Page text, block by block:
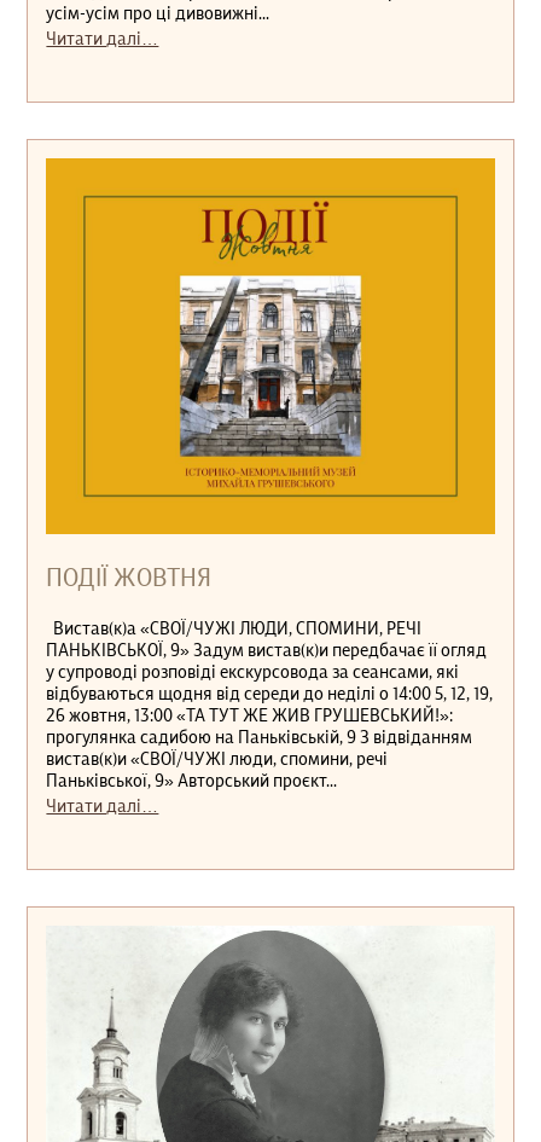
усім-усім про ці дивовижні...
Читати далі…
ПОДІЇ ЖОВТНЯ
Вистав(к)а «СВОЇ/ЧУЖІ ЛЮДИ, СПОМИНИ, РЕЧІ
ПАНЬКІВСЬКОЇ, 9» Задум вистав(к)и передбачає її огляд
у супроводі розповіді екскурсовода за сеансами, які
відбуваються щодня від середи до неділі о 14:00 5, 12, 19,
26 жовтня, 13:00 «ТА ТУТ ЖЕ ЖИВ ГРУШЕВСЬКИЙ!»:
прогулянка садибою на Паньківській, 9 З відвіданням
вистав(к)и «СВОЇ/ЧУЖІ люди, спомини, речі
Паньківської, 9» Авторський проєкт...
Читати далі…